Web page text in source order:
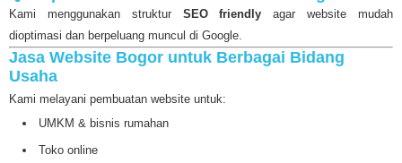
Kami menggunakan struktur SEO friendly agar website mudah
dioptimasi dan berpeluang muncul di Google.
Jasa Website Bogor untuk Berbagai Bidang
Usaha
Kami melayani pembuatan website untuk:
UMKM & bisnis rumahan
Toko online